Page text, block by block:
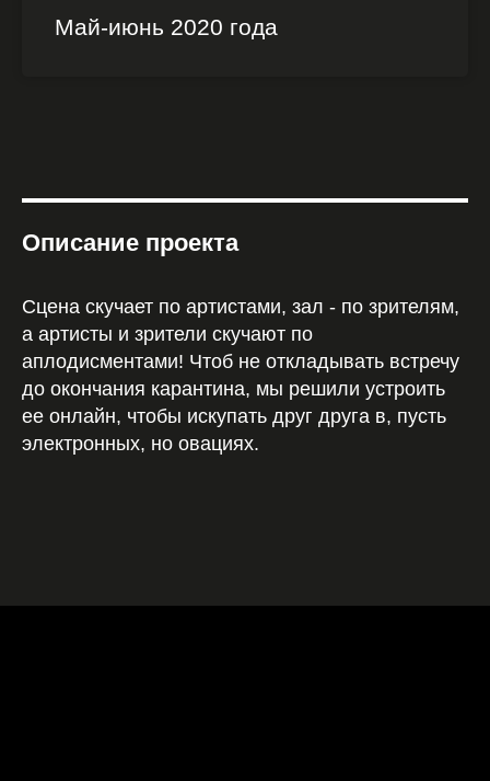
Май-июнь 2020 года
Описание проекта
Сцена скучает по артистами, зал - по зрителям,
а артисты и зрители скучают по
аплодисментами! Чтоб не откладывать встречу
до окончания карантина, мы решили устроить
ее онлайн, чтобы искупать друг друга в, пусть
электронных, но овациях.